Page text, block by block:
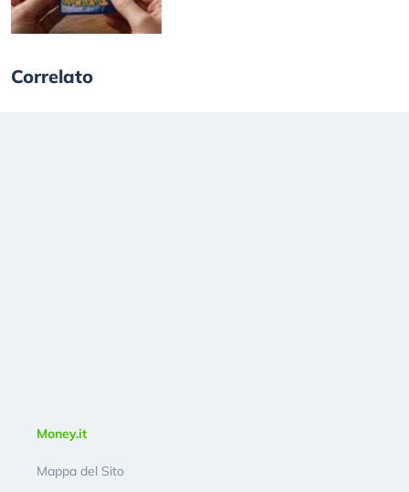
Correlato
Money.it
Mappa del Sito